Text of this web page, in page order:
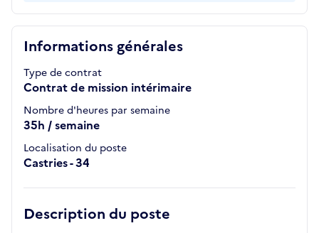
Informations générales
Type de contrat
Contrat de mission intérimaire
Nombre d'heures par semaine
35h / semaine
Localisation du poste
Castries - 34
Description du poste